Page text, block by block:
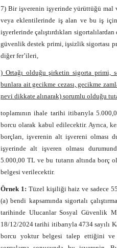
7) Bir işverenin işyerinde yürüttüğü
veya eklentilerinde iş alan ve bu iş için
işyerlerinde çalıştırdıkları
güvenlik destek primi, işsizlik sigortası
diğer fer’ileri,
) Ortağı olduğu şirketin sigorta primi,
bunlara ait gecikme cezası, gecikme
nevi dikkate alınarak) sorumlu olduğu
toplamının ihale tarihi itibarıyla
borcu olarak kabul edilecektir. Ayrıca,
borçları, işverenin alt işvereni olması
işyerinde alt işveren olması
5.000,00 TL ve bu tutarın altında borç
belgesi verilecektir.
Örnek 1: Tüzel kişiliği haiz ve sadece
(a) bendi kapsamında sigortalı
tarihinde Ulucanlar Sosyal Güvenlik
18/12/2024 tarihi itibarıyla 4734 sayılı
borcu yoktur belgesi talep ettiğini ve